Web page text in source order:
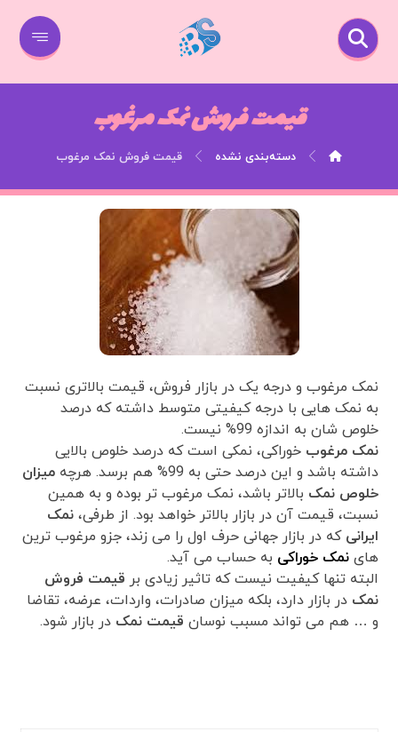
قیمت فروش نمک مرغوب
دسته‌بندی نشده قیمت فروش نمک مرغوب
نمک مرغوب و درجه یک در بازار فروش، قیمت بالاتری نسبت
به نمک هایی با درجه کیفیتی متوسط داشته که درصد
خلوص شان به اندازه 99% نیست.
نمک مرغوب خوراکی، نمکی است که درصد خلوص بالایی
داشته باشد و این درصد حتی به 99% هم برسد. هرچه
میزان
خلوص نمک بالاتر باشد، نمک مرغوب تر بوده و به همین
نسبت، قیمت آن در بازار بالاتر خواهد بود. از طرفی،نمک
ایرانی که در بازار جهانی حرف اول را می زند، جزو مرغوب ترین
هاینمک خوراکی به حساب می آید.
البته تنها کیفیت نیست که تاثیر زیادی بر قیمت فروش
نمک در بازار دارد، بلکه میزان صادرات، واردات، عرضه، تقاضا
و … هم می تواند مسبب نوسان قیمت نمک در بازار شود.